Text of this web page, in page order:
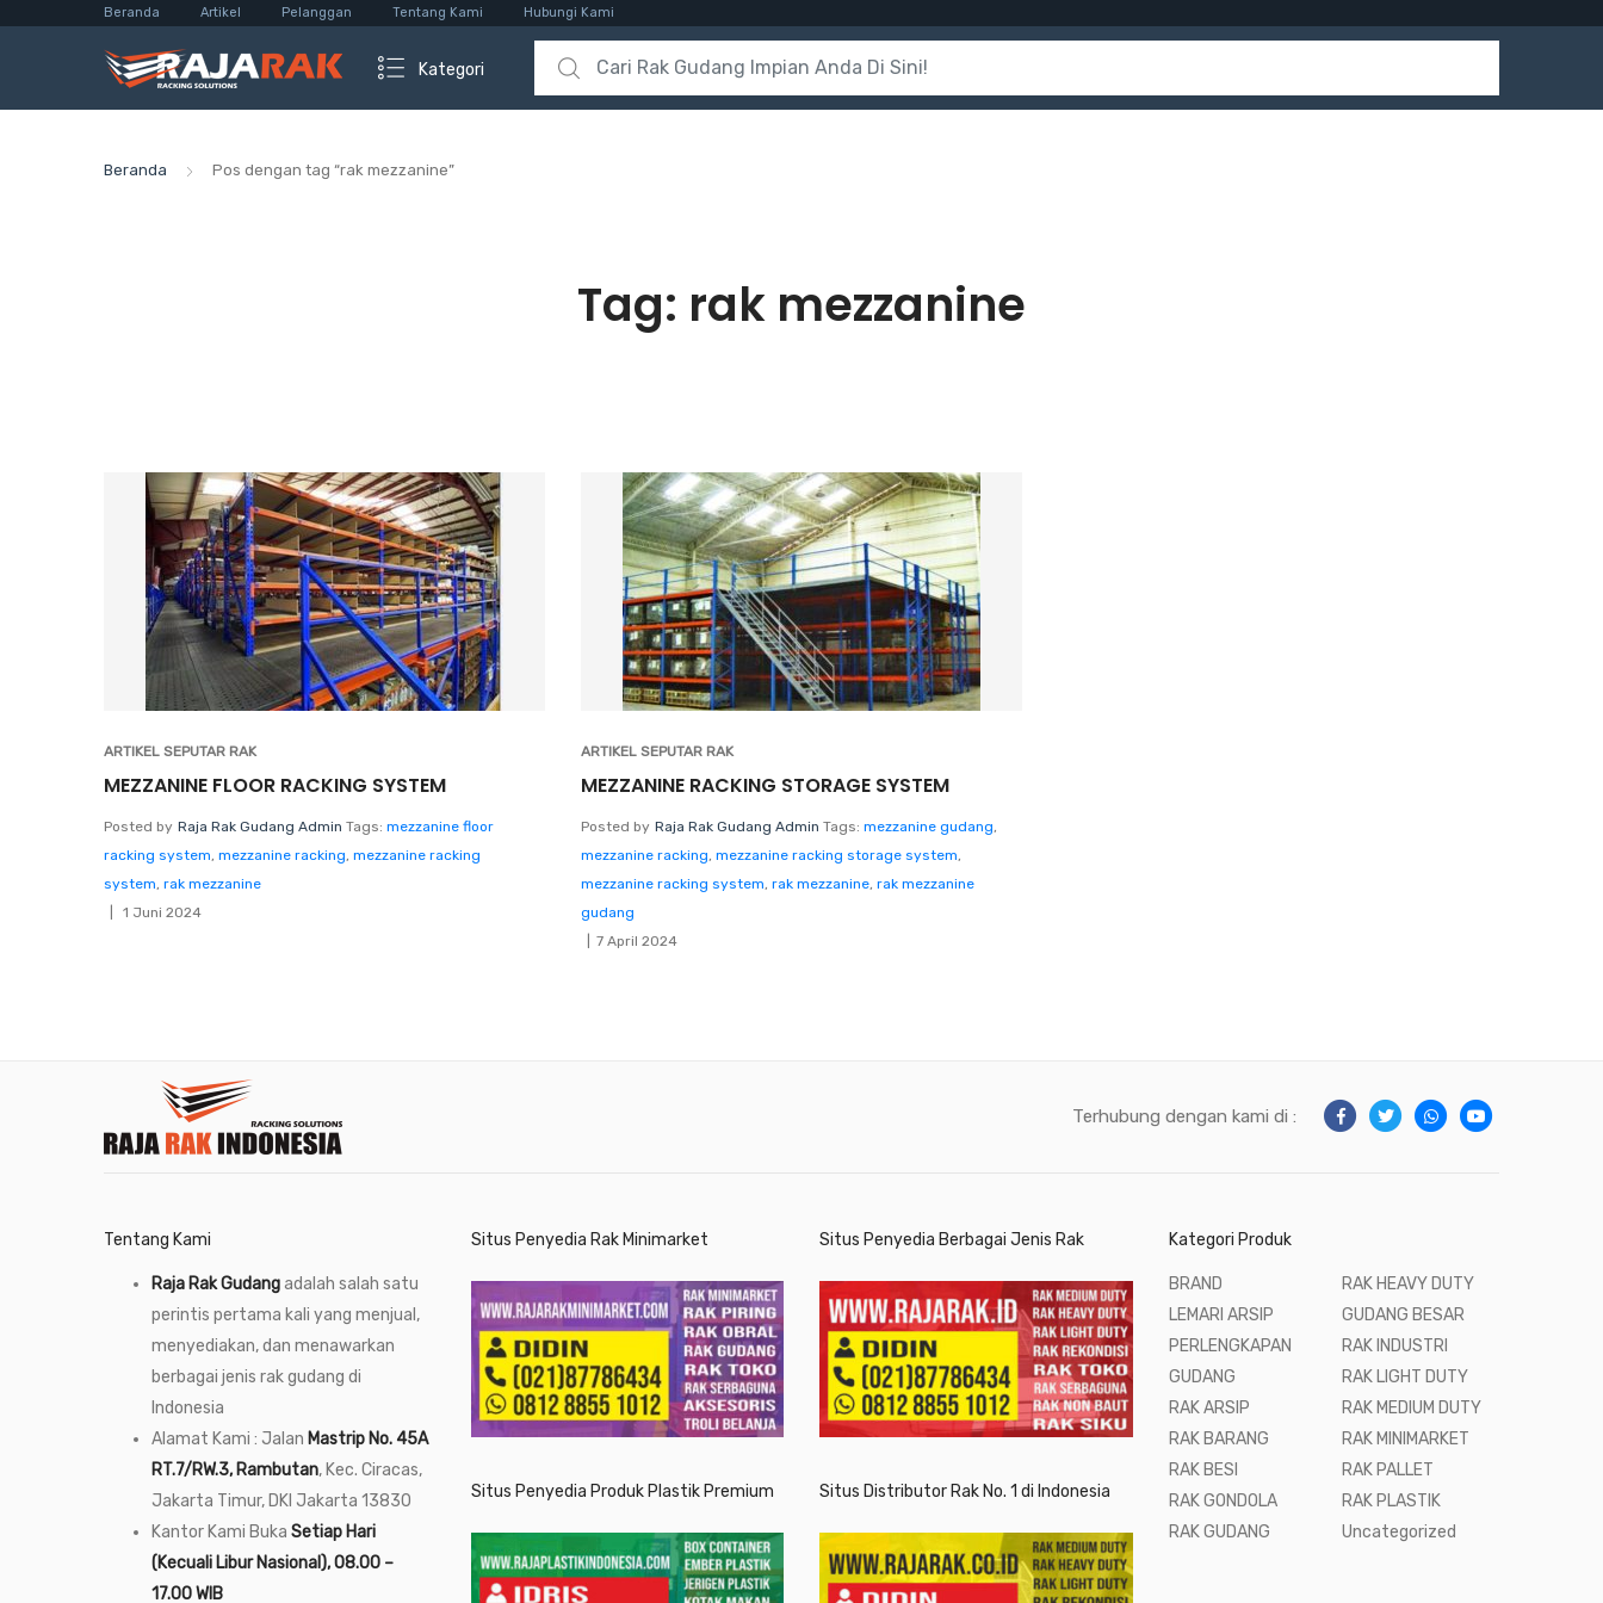
Beranda Artikel Pelanggan Tentang Kami Hubungi Kami
Kategori
Search for:
Beranda Pos dengan tag “rak mezzanine”
Tag: rak mezzanine
ARTIKEL SEPUTAR RAK
MEZZANINE FLOOR RACKING SYSTEM
Posted by Raja Rak Gudang Admin Tags: mezzanine floor
racking system, mezzanine racking, mezzanine racking
system, rak mezzanine
1 Juni 2024
ARTIKEL SEPUTAR RAK
MEZZANINE RACKING STORAGE SYSTEM
Posted by Raja Rak Gudang Admin Tags: mezzanine gudang,
mezzanine racking, mezzanine racking storage system,
mezzanine racking system, rak mezzanine, rak mezzanine
gudang
7 April 2024
Terhubung dengan kami di :
Tentang Kami
Raja Rak Gudangadalah salah satu
perintis pertama kali yang menjual,
menyediakan, dan menawarkan
berbagai jenis rak gudang di
Indonesia
Alamat Kami : Jalan Mastrip No. 45A
RT.7/RW.3, Rambutan, Kec. Ciracas,
Jakarta Timur, DKI Jakarta 13830
Kantor Kami Buka Setiap Hari
(Kecuali Libur Nasional), 08.00 –
17.00 WIB
Situs Penyedia Rak Minimarket
Situs Penyedia Produk Plastik Premium
Situs Penyedia Berbagai Jenis Rak
Situs Distributor Rak No. 1 di Indonesia
Kategori Produk
BRAND
LEMARI ARSIP
PERLENGKAPAN
GUDANG
RAK ARSIP
RAK BARANG
RAK BESI
RAK GONDOLA
RAK GUDANG
RAK HEAVY DUTY
GUDANG BESAR
RAK INDUSTRI
RAK LIGHT DUTY
RAK MEDIUM DUTY
RAK MINIMARKET
RAK PALLET
RAK PLASTIK
Uncategorized